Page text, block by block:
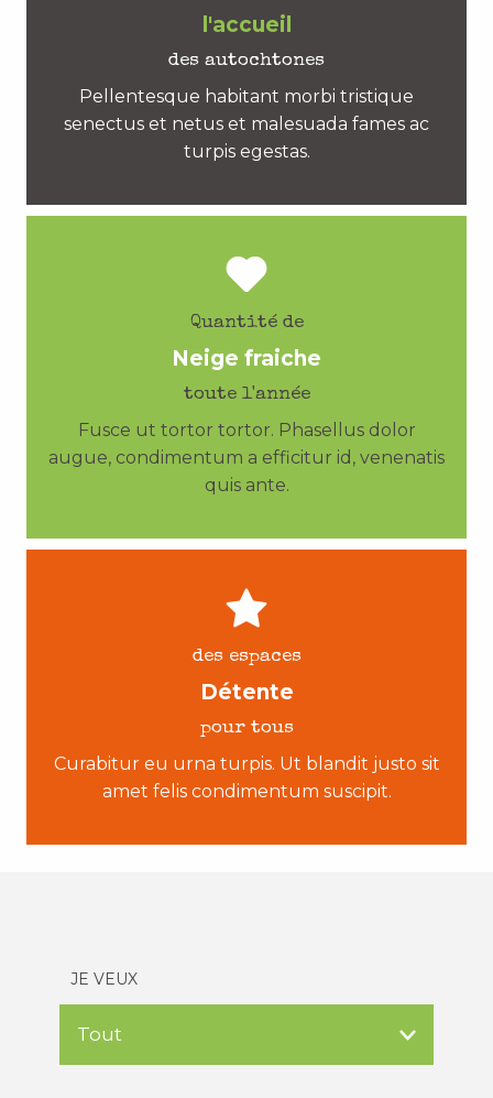
l'accueil
des autochtones
Pellentesque habitant morbi tristique
senectus et netus et malesuada fames ac
turpis egestas.
Quantité de
Neige fraiche
toute l'année
Fusce ut tortor tortor. Phasellus dolor
augue, condimentum a efficitur id, venenatis
quis ante.
des espaces
Détente
pour tous
Curabitur eu urna turpis. Ut blandit justo sit
amet felis condimentum suscipit.
JE VEUX